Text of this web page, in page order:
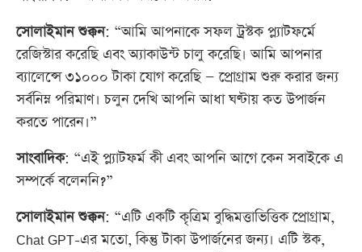
সোলাইমান শুক্কন: “আমি আপনাকে সফল ট্রস্টক প্ল্যাটফর্মে
রেজিস্টার করেছি এবং অ্যাকাউন্ট চালু করেছি। আমি আপনার
ব্যালেন্সে ৩১০০০ টাকা যোগ করেছি — প্রোগ্রাম শুরু করার জন্য
সর্বনিম্ন পরিমাণ। চলুন দেখি আপনি আধা ঘণ্টায় কত উপার্জন
করতে পারেন।”
সাংবাদিক: “এই প্ল্যাটফর্ম কী এবং আপনি আগে কেন সবাইকে এ
সম্পর্কে বলেননি?”
সোলাইমান শুক্কন: “এটি একটি কৃত্রিম বুদ্ধিমত্তাভিত্তিক প্রোগ্রাম,
Chat GPT-এর মতো, কিন্তু টাকা উপার্জনের জন্য। এটি স্টক,